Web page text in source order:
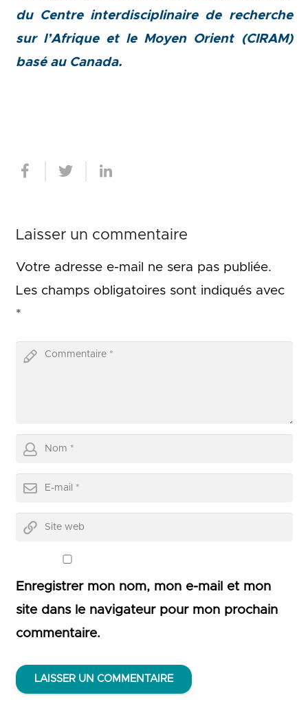
du Centre interdisciplinaire de recherche
sur l’Afrique et le Moyen Orient (CIRAM)
basé au Canada.
Laisser un commentaire
Votre adresse e-mail ne sera pas publiée.
Les champs obligatoires sont indiqués avec
*
Enregistrer mon nom, mon e-mail et mon
site dans le navigateur pour mon prochain
commentaire.
LAISSER UN COMMENTAIRE